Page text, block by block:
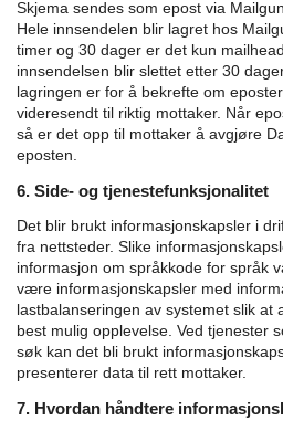
Skjema sendes som epost via
Hele innsendelen blir lagret hos
timer og 30 dager er det kun
innsendelsen blir slettet etter 30
lagringen er for å bekrefte om
videresendt til riktig mottaker. Når
så er det opp til mottaker å avgjøre
eposten.
6. Side- og tjenestefunksjonalitet
Det blir brukt informasjonskapsler i
fra nettsteder. Slike
informasjon om språkkode for språk
være informasjonskapsler med
lastbalanseringen av systemet slik at
best mulig opplevelse. Ved tjenester
søk kan det bli brukt
presenterer data til rett mottaker.
7. Hvordan håndtere